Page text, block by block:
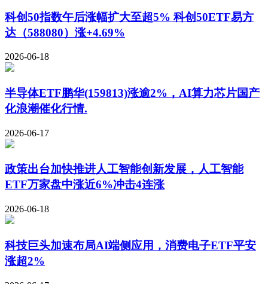
科创50指数午后涨幅扩大至超5% 科创50ETF易方
达（588080）涨+4.69%
2026-06-18
半导体ETF鹏华(159813)涨逾2%，AI算力芯片国产
化浪潮催化行情.
2026-06-17
政策出台加快推进人工智能创新发展，人工智能
ETF万家盘中涨近6%冲击4连涨
2026-06-18
科技巨头加速布局AI端侧应用，消费电子ETF平安
涨超2%